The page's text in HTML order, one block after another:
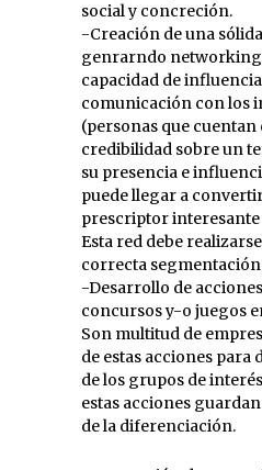
social y concreción.
-Creación de una
genrarndo networking
capacidad de
comunicación con los
(personas que
credibilidad sobre un
su presencia e
puede llegar a
prescriptor interesante
Esta red debe
correcta
-Desarrollo de
concursos y-o juegos
Son multitud de
de estas acciones para
de los grupos de
estas acciones
de la diferenciación.